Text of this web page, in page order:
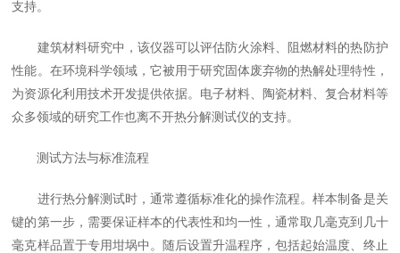
支持。
建筑材料研究中，该仪器可以评估防火涂料、阻燃材料的热防护
性能。在环境科学领域，它被用于研究固体废弃物的热解处理特性，
为资源化利用技术开发提供依据。电子材料、陶瓷材料、复合材料等
众多领域的研究工作也离不开热分解测试仪的支持。
测试方法与标准流程
进行热分解测试时，通常遵循标准化的操作流程。样本制备是关
键的第一步，需要保证样本的代表性和均一性，通常取几毫克到几十
毫克样品置于专用坩埚中。随后设置升温程序，包括起始温度、终止